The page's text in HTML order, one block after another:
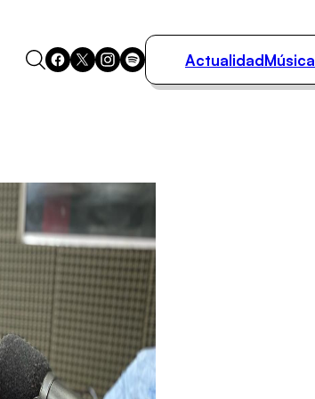
Podcasts
Destacados
ActualidadMúsica